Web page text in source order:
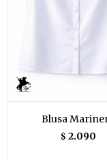
Blusa
$ 2.090